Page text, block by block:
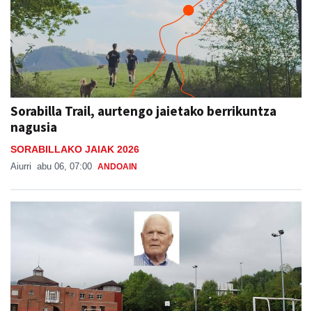
Sorabilla Trail, aurtengo jaietako berrikuntza
nagusia
SORABILLAKO JAIAK 2026
Aiurri abu 06, 07:00 ANDOAIN